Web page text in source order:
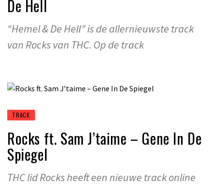
De Hell
“Hemel & De Hell” is de allernieuwste track
van Rocks van THC. Op de track
TRACK
Rocks ft. Sam J’taime – Gene In De
Spiegel
THC lid Rocks heeft een nieuwe track online